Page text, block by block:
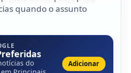
quando o assunto
do
Adicionar